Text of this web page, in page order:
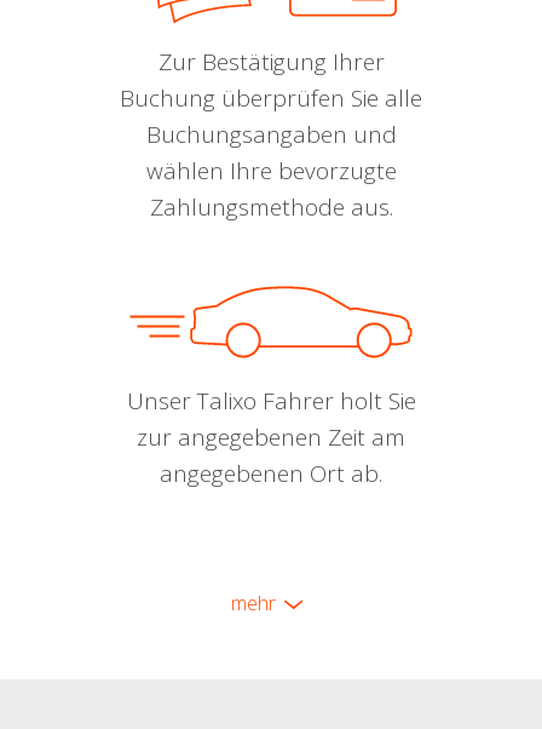
Zur Bestätigung Ihrer
Buchung überprüfen Sie alle
Buchungsangaben und
wählen Ihre bevorzugte
Zahlungsmethode aus.
Unser Talixo Fahrer holt Sie
zur angegebenen Zeit am
angegebenen Ort ab.
mehr